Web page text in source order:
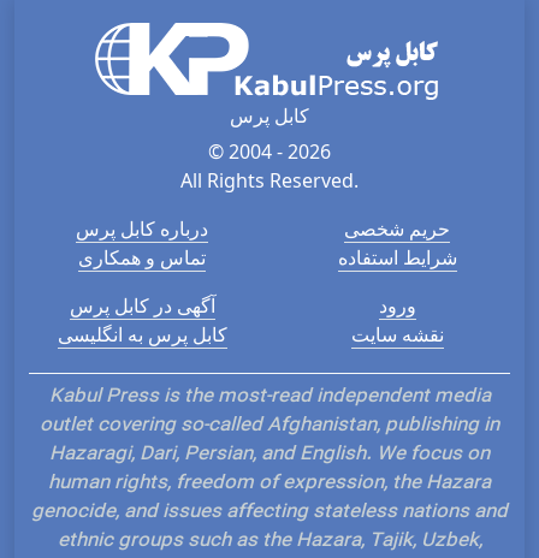
کابل پرس
© 2004 - 2026
All Rights Reserved.
درباره کابل پرس
تماس و همکاری
حریم شخصی
شرایط استفاده
آگهی در کابل پرس
کابل پرس به انگلیسی
ورود
نقشه سایت
Kabul Press is the most-read independent media
outlet covering so-called Afghanistan, publishing in
Hazaragi, Dari, Persian, and English. We focus on
human rights, freedom of expression, the Hazara
genocide, and issues affecting stateless nations and
ethnic groups such as the Hazara, Tajik, Uzbek,